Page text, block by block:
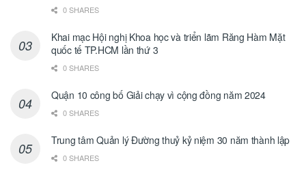
0 SHARES
Khai mạc Hội nghị Khoa học và triển lãm Răng Hàm Mặt
quốc tế TP.HCM lần thứ 3
0 SHARES
Quận 10 công bố Giải chạy vì cộng đồng năm 2024
0 SHARES
Trung tâm Quản lý Đường thuỷ kỷ niệm 30 năm thành lập
0 SHARES